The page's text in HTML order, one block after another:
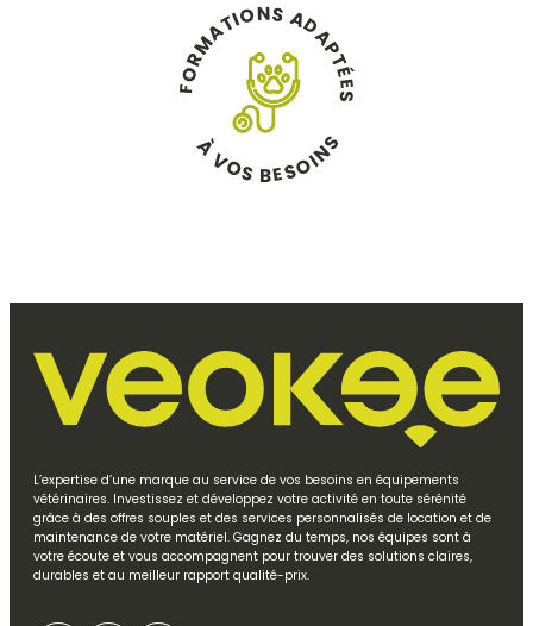
F
O
R
M
ATIONS ADAP
T
É
E
S
À
VOS BESOI
N
S
L’expertise d’une marque au service de vos besoins en équipements
vétérinaires. Investissez et développez votre activité en toute sérénité
grâce à des offres souples et des services personnalisés de location et de
maintenance de votre matériel. Gagnez du temps, nos équipes sont à
votre écoute et vous accompagnent pour trouver des solutions claires,
durables et au meilleur rapport qualité-prix.